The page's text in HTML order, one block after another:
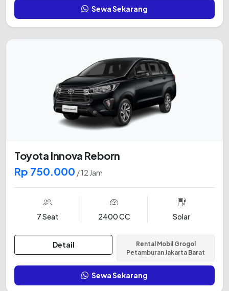
Sewa Sekarang
Toyota Innova Reborn
Rp 750.000 / 12 Jam
7 Seat 2400 CC Solar
Detail
Rental Mobil Grogol
Petamburan Jakarta Barat
Sewa Sekarang